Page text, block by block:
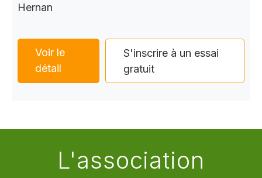
Hernan
Voir le
détail
S'inscrire à un essai
gratuit
L'association